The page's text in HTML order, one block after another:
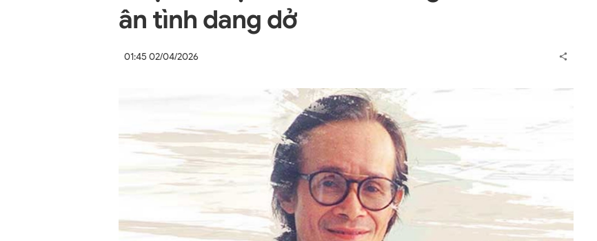
ân tình dang dở
01:45 02/04/2026